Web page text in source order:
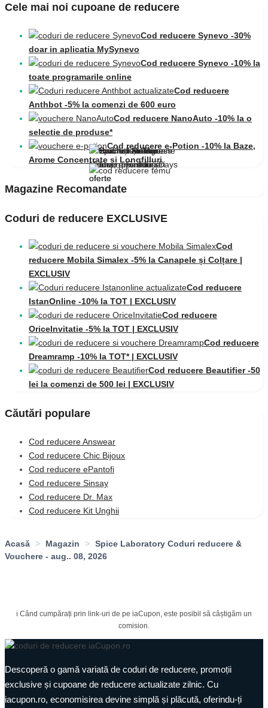
Cele mai noi cupoane de reducere
Cod reducere Synevo -30%
doar in aplicatia MySynevo
Cod reducere Synevo -10% la
toate programarile online
Cod reducere
Anthbot -5% la comenzi de 600 euro
Cod reducere NanoAuto -10% la o
selectie de produse*
Cod reducere e-Potion -10% la Baze,
Arome Concentrate și Longfilluri
Magazine Recomandate
Coduri de reducere EXCLUSIVE
Cod
reducere Mobila Simalex -5% la Canapele și Colțare |
EXCLUSIV
Cod reducere
IstanOnline -10% la TOT | EXCLUSIV
Cod reducere
OriceInvitatie -5% la TOT | EXCLUSIV
Cod reducere
Dreamramp -10% la TOT* | EXCLUSIV
Cod reducere Beautifier -50
lei la comenzi de 500 lei | EXCLUSIV
Căutări populare
Cod reducere Answear
Cod reducere Chic Bijoux
Cod reducere ePantofi
Cod reducere Sinsay
Cod reducere Dr. Max
Cod reducere Kit Unghii
Acasă > Magazin > Spice Laboratory Coduri reducere &
Vouchere - aug.. 08, 2026
ℹ️ Când cumpărați prin link-uri de pe iaCupon, este posibil să câștigăm un
comision.
Descoperă o gamă variată de coduri de reducere, promoții
exclusive și cupoane de reducere actualizate zilnic. Cu
iacupon.ro, economisirea devine simplă și plăcută, oferindu-ți